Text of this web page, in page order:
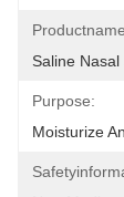
Saline Nasal
Purpose:
Moisturize